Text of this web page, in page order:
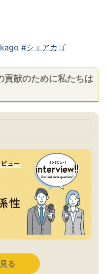
#シェアカゴ
貢献のために私たちは
る